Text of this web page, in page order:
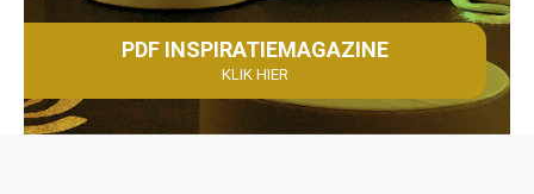
PDF INSPIRATIEMAGAZINE
KLIK HIER